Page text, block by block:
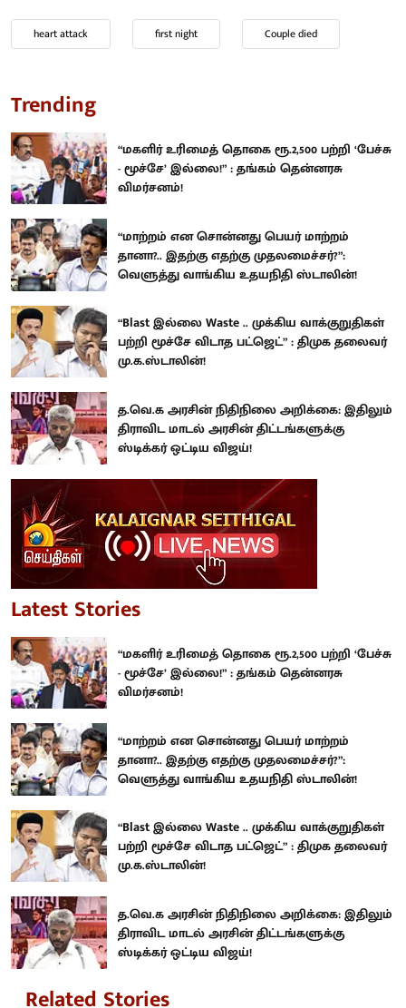
heart attack first night Couple died
Trending
“மகளிர் உரிமைத் தொகை ரூ.2,500 பற்றி ‘பேச்சு
- மூச்சே’ இல்லை!” : தங்கம் தென்னரசு
விமர்சனம்!
“மாற்றம் என சொன்னது பெயர் மாற்றம்
தானா?.. இதற்கு எதற்கு முதலமைச்சர்?”:
வெளுத்து வாங்கிய உதயநிதி ஸ்டாலின்!
“Blast இல்லை Waste .. முக்கிய வாக்குறுதிகள்
பற்றி மூச்சே விடாத பட்ஜெட்” : திமுக தலைவர்
மு.க.ஸ்டாலின்!
த.வெ.க அரசின் நிதிநிலை அறிக்கை: இதிலும்
திராவிட மாடல் அரசின் திட்டங்களுக்கு
ஸ்டிக்கர் ஒட்டிய விஜய்!
Latest Stories
“மகளிர் உரிமைத் தொகை ரூ.2,500 பற்றி ‘பேச்சு
- மூச்சே’ இல்லை!” : தங்கம் தென்னரசு
விமர்சனம்!
“மாற்றம் என சொன்னது பெயர் மாற்றம்
தானா?.. இதற்கு எதற்கு முதலமைச்சர்?”:
வெளுத்து வாங்கிய உதயநிதி ஸ்டாலின்!
“Blast இல்லை Waste .. முக்கிய வாக்குறுதிகள்
பற்றி மூச்சே விடாத பட்ஜெட்” : திமுக தலைவர்
மு.க.ஸ்டாலின்!
த.வெ.க அரசின் நிதிநிலை அறிக்கை: இதிலும்
திராவிட மாடல் அரசின் திட்டங்களுக்கு
ஸ்டிக்கர் ஒட்டிய விஜய்!
Related Stories